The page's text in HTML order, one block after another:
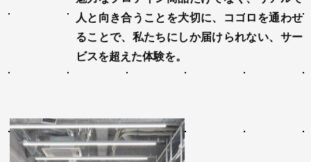
人と向き合うことを大切に、ココロを通わせ
ることで、私たちにしか届けられない、サー
ビスを超えた体験を。